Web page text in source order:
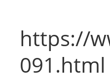
https://
091.html